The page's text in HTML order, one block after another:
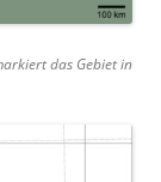
das Gebiet in